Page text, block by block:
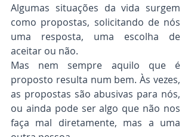
Algumas situações da vida surgem
como propostas, solicitando de nós
uma resposta, uma escolha de
aceitar ou não.
Mas nem sempre aquilo que é
proposto resulta num bem. Às vezes,
as propostas são abusivas para nós,
ou ainda pode ser algo que não nos
faça mal diretamente, mas a uma